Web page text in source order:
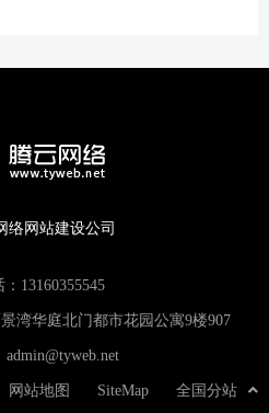
络网站建设公司
13160355545
湾华庭北门都市花园公寓9楼907
admin@tyweb.net
全国分站
SiteMap
网站地图